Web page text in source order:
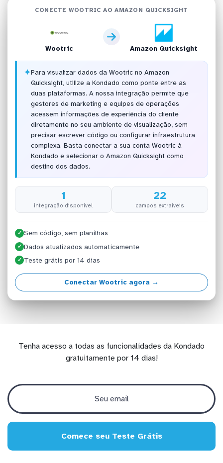
CONECTE WOOTRIC AO AMAZON QUICKSIGHT
Wootric Amazon Quicksight
✦Para visualizar dados da Wootric no Amazon
Quicksight, utilize a Kondado como ponte entre as
duas plataformas. A nossa integração permite que
gestores de marketing e equipes de operações
acessem informações de experiência do cliente
diretamente no seu ambiente de visualização, sem
precisar escrever código ou configurar infraestrutura
complexa. Basta conectar a sua conta Wootric à
Kondado e selecionar o Amazon Quicksight como
destino dos dados.
1
integração disponível
22
campos extraíveis
✓ Sem código, sem planilhas
✓ Dados atualizados automaticamente
✓ Teste grátis por 14 dias
Conectar Wootric agora →
Tenha acesso a todas as funcionalidades da Kondado
gratuitamente por 14 dias!
Comece seu Teste Grátis